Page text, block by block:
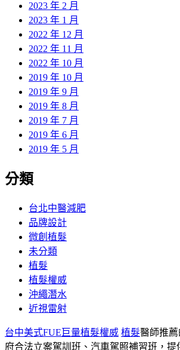
2023 年 2 月
2023 年 1 月
2022 年 12 月
2022 年 11 月
2022 年 10 月
2019 年 10 月
2019 年 9 月
2019 年 8 月
2019 年 7 月
2019 年 6 月
2019 年 5 月
分類
台北中醫減肥
品牌設計
微創植髮
未分類
植髮
植髮權威
沖繩潛水
近視雷射
台中美式FUE巨量植髮權威 植髮醫師推薦
府合法立案駕訓班、汽車駕照補習班，